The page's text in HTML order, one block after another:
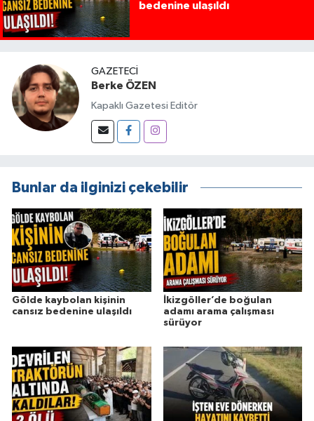
bedenine ulaşıldı
GAZETECI
Berke ÖZEN
Kapaklı Gazetesi Editör
Bunlar da ilginizi çekebilir
Gölde kaybolan kişinin
cansız bedenine ulaşıldı
İkizgöller’de boğulan
adamı arama çalışması
sürüyor